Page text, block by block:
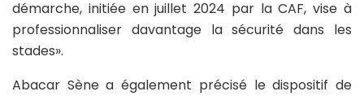
démarche, initiée en juillet 2024 par la CAF, vise à
professionnaliser davantage la sécurité dans les
stades».
Abacar Sène a également précisé le dispositif de